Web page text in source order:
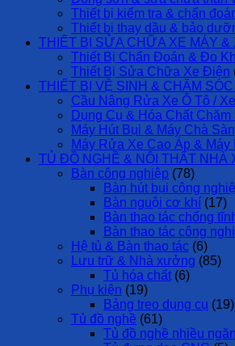
Thiết bị kiểm tra & chẩn
Thiết bị thay dầu & bảo
THIẾT BỊ SỬA CHỮA XE MÁY &
Thiết Bị Chẩn Đoán & Đo
Thiết Bị Sửa Chữa Xe Điện
THIẾT BỊ VỆ SINH & CHĂM
Cầu Nâng Rửa Xe Ô Tô /
Dụng Cụ & Hóa Chất Chăm
Máy Hút Bụi & Máy Chà
Máy Rửa Xe Cao Áp &
TỦ ĐỒ NGHỀ & NỘI THẤT NHÀ
Bàn công nghiệp (78)
Bàn hút bụi công
Bàn nguội cơ khí (17)
Bàn thao tác chống
Bàn thao tác công
Hệ tủ & Bàn thao tác (6)
Lưu trữ & Nhà xưởng (85)
Tủ hóa chất (6)
Phụ kiện (19)
Bảng treo dụng cụ (19)
Tủ đồ nghề (61)
Tủ đồ nghề nhiều